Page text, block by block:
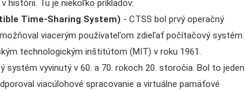
histórii. Tu je niekoľko príkladov:
Time-Sharing System) - CTSS bol prvý operačný
viacerým používateľom zdieľať počítačový systém
technologickým inštitútom (MIT) v roku 1961.
systém vyvinutý v 60. a 70. rokoch 20. storočia. Bol to jeden
viacúlohové spracovanie a virtuálne pamäťové